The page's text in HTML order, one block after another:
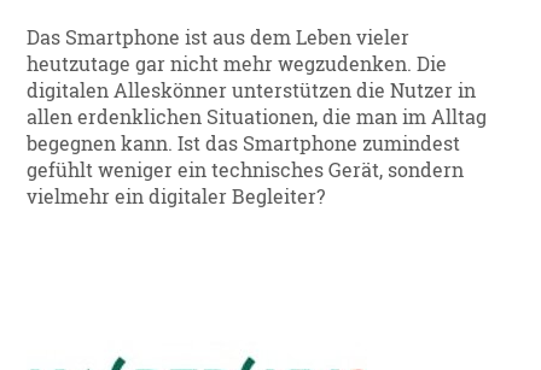
Das Smartphone ist aus dem Leben vieler
heutzutage gar nicht mehr wegzudenken. Die
digitalen Alleskönner unterstützen die Nutzer in
allen erdenklichen Situationen, die man im Alltag
begegnen kann. Ist das Smartphone zumindest
gefühlt weniger ein technisches Gerät, sondern
vielmehr ein digitaler Begleiter?